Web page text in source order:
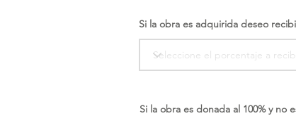
Si la obra es adquirida deseo
Si la obra es donada al 100% y no